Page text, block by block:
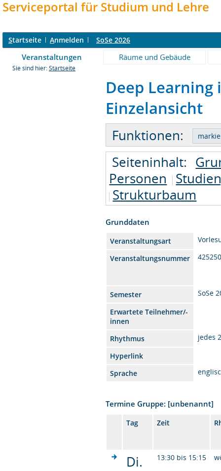
Serviceportal für Studium und Lehre
Startseite Anmelden SoSe 2026
Veranstaltungen Räume und Gebäude
Sie sind hier: Startseite
Deep
Einzelansicht
Funktionen:
Seiteninhalt:
Personen
Strukturbaum
Grunddaten
Veranstaltungsart
Veranstaltungsnummer
Semester
SoSe
Erwartete Teilnehmer/-
innen
Rhythmus
jedes
Hyperlink
Sprache
Termine Gruppe: [unbenannt]
Tag Zeit
Di. 13:30 bis 15:15